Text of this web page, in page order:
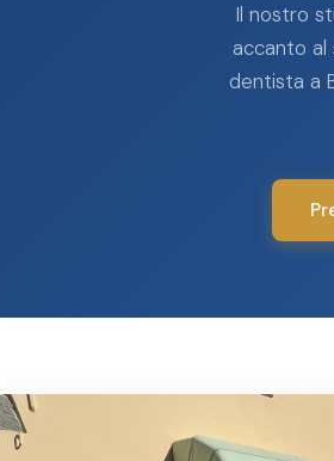
Il nostro
accanto
dentista a